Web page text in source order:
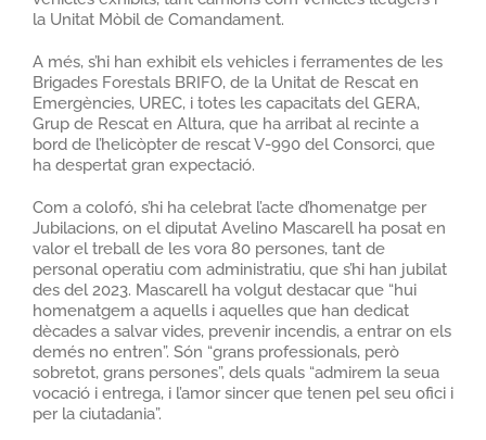
la Unitat Mòbil de Comandament.
A més, s’hi han exhibit els vehicles i ferramentes de les
Brigades Forestals BRIFO, de la Unitat de Rescat en
Emergències, UREC, i totes les capacitats del GERA,
Grup de Rescat en Altura, que ha arribat al recinte a
bord de l’helicòpter de rescat V-990 del Consorci, que
ha despertat gran expectació.
Com a colofó, s’hi ha celebrat l’acte d’homenatge per
Jubilacions, on el diputat Avelino Mascarell ha posat en
valor el treball de les vora 80 persones, tant de
personal operatiu com administratiu, que s’hi han jubilat
des del 2023. Mascarell ha volgut destacar que “hui
homenatgem a aquells i aquelles que han dedicat
dècades a salvar vides, prevenir incendis, a entrar on els
demés no entren”. Són “grans professionals, però
sobretot, grans persones”, dels quals “admirem la seua
vocació i entrega, i l’amor sincer que tenen pel seu ofici i
per la ciutadania”.